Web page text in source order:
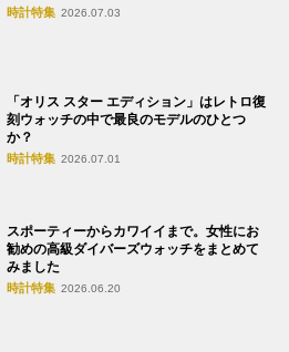
時計特集 2026.07.03
「オリス スター エディション」はレトロ復
刻ウォッチの中で最良のモデルのひとつ
か？
時計特集 2026.07.01
スポーティーからカワイイまで。女性にお
勧めの高級ダイバーズウォッチをまとめて
みました
時計特集 2026.06.20